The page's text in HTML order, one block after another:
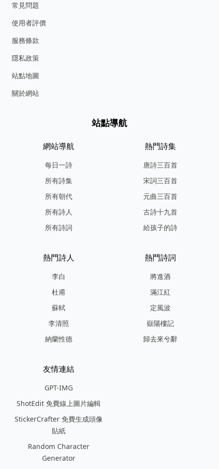
常見問題
使用者評價
服務條款
隱私政策
站點地圖
關於網站
站點導航
網站導航
每日一詩
所有詩集
所有朝代
所有詩人
所有詩詞
熱門詩集
唐詩三百首
宋詞三百首
元曲三百首
古詩十九首
給孩子的詩
熱門詩人
李白
杜甫
蘇軾
李清照
納蘭性德
熱門詩詞
將進酒
滿江紅
定風波
嶽陽樓記
歸去來兮辭
友情連結
GPT-IMG
ShotEdit 免費線上圖片編輯
StickerCrafter 免費生成頭像
貼紙
Random Character
Generator